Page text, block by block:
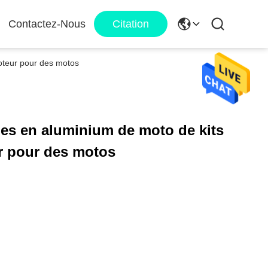
Contactez-Nous Citation
pour des motos
en aluminium de moto de kits
pour des motos